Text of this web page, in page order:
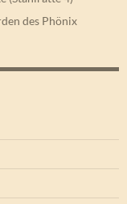
des Phönix